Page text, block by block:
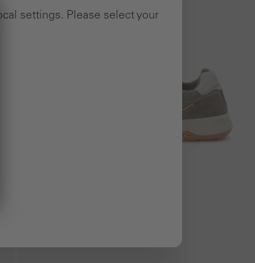
settings. Please select your